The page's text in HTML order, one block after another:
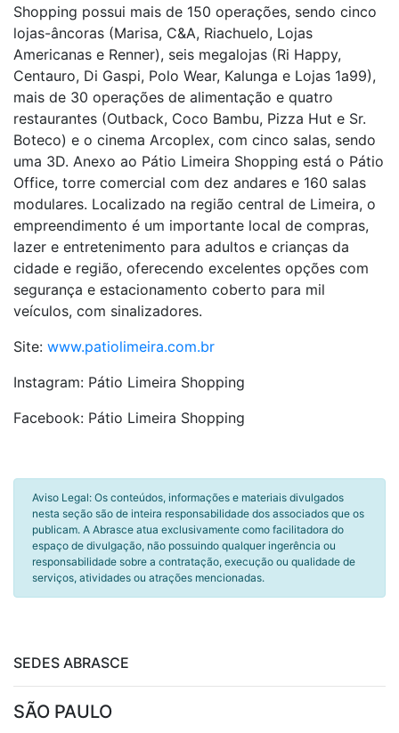
Shopping possui mais de 150 operações, sendo cinco
lojas-âncoras (Marisa, C&A, Riachuelo, Lojas
Americanas e Renner), seis megalojas (Ri Happy,
Centauro, Di Gaspi, Polo Wear, Kalunga e Lojas 1a99),
mais de 30 operações de alimentação e quatro
restaurantes (Outback, Coco Bambu, Pizza Hut e Sr.
Boteco) e o cinema Arcoplex, com cinco salas, sendo
uma 3D. Anexo ao Pátio Limeira Shopping está o Pátio
Office, torre comercial com dez andares e 160 salas
modulares. Localizado na região central de Limeira, o
empreendimento é um importante local de compras,
lazer e entretenimento para adultos e crianças da
cidade e região, oferecendo excelentes opções com
segurança e estacionamento coberto para mil
veículos, com sinalizadores.
Site: www.patiolimeira.com.br
Instagram: Pátio Limeira Shopping
Facebook: Pátio Limeira Shopping
Aviso Legal: Os conteúdos, informações e materiais divulgados
nesta seção são de inteira responsabilidade dos associados que os
publicam. A Abrasce atua exclusivamente como facilitadora do
espaço de divulgação, não possuindo qualquer ingerência ou
responsabilidade sobre a contratação, execução ou qualidade de
serviços, atividades ou atrações mencionadas.
SEDES ABRASCE
SÃO PAULO